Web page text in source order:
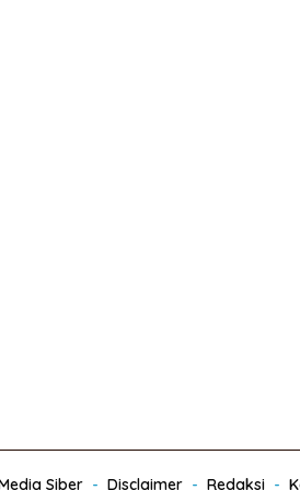
Siber Disclaimer Redaksi